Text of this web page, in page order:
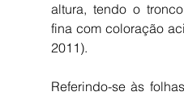
altura, tendo o
fina com coloração
2011).
Referindo-se às